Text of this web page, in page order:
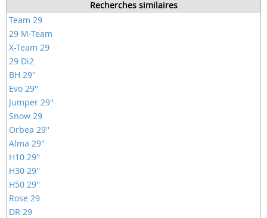
Recherches similaires
Team 29
29 M-Team
X-Team 29
29 Di2
BH 29''
Evo 29''
Jumper 29''
Snow 29
Orbea 29''
Alma 29''
H10 29''
H30 29''
H50 29''
Rose 29
DR 29